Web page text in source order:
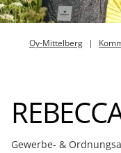
Oy-Mittelberg
Gewerbe- &